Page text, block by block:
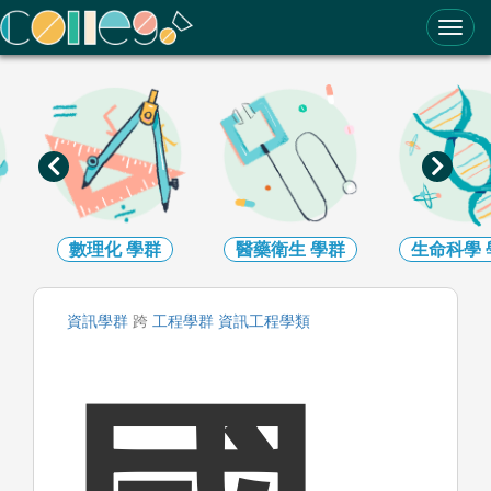
ColleGo! 大學選才與高中育才輔助系統
數理化學群 醫藥衛生 學群 生命科學
資訊學群 跨 工程學群 資訊工程學類